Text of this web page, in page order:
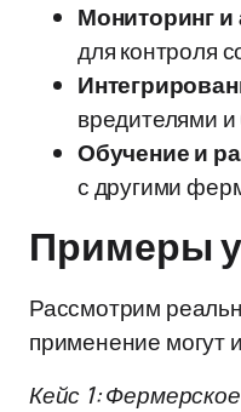
Мониторинг и
для контроля
вредителями
Обучение и
с другими
Примеры
Рассмотрим
применение могут
Кейс 1: